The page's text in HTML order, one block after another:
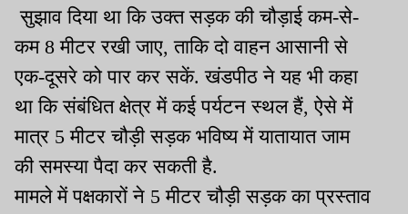
सुझाव दिया था कि उक्त सड़क की चौड़ाई कम-से-
कम 8 मीटर रखी जाए, ताकि दो वाहन आसानी से
एक-दूसरे को पार कर सकें. खंडपीठ ने यह भी कहा
था कि संबंधित क्षेत्र में कई पर्यटन स्थल हैं, ऐसे में
मात्र 5 मीटर चौड़ी सड़क भविष्य में यातायात जाम
की समस्या पैदा कर सकती है.
मामले में पक्षकारों ने 5 मीटर चौड़ी सड़क का प्रस्ताव